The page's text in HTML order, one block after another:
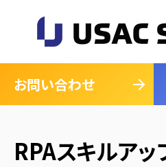
お問い合わせ
RPAスキルア